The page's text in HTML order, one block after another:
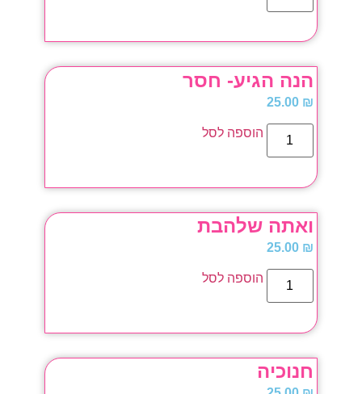
הנה הגיע- חסר
25.00 ₪
הוספה לסל
ואתה שלהבת
25.00 ₪
הוספה לסל
חנוכיה